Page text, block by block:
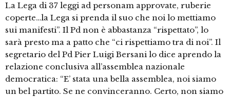
La Lega di 37 leggi ad personam approvate, ruberie
coperte…la Lega si prenda il suo che noi lo mettiamo
sui manifesti”. Il Pd non è abbastanza “rispettato”, lo
sarà presto ma a patto che “ci rispettiamo tra di noi”. Il
segretario del Pd Pier Luigi Bersani lo dice aprendo la
relazione conclusiva all’assemblea nazionale
democratica: “E’ stata una bella assemblea, noi siamo
un bel partito. Se ne convinceranno. Certo, non siamo